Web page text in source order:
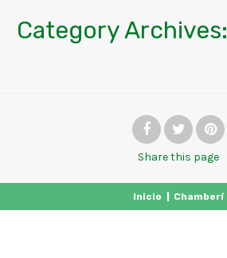
Category Archives:
Sharethis page
Inicio Chamberí